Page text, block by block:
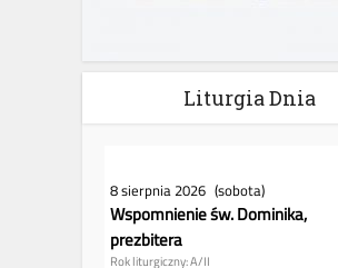
Liturgia Dnia